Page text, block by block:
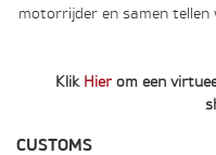
motorrijder en samen tellen
Klik Hier om een
CUSTOMS